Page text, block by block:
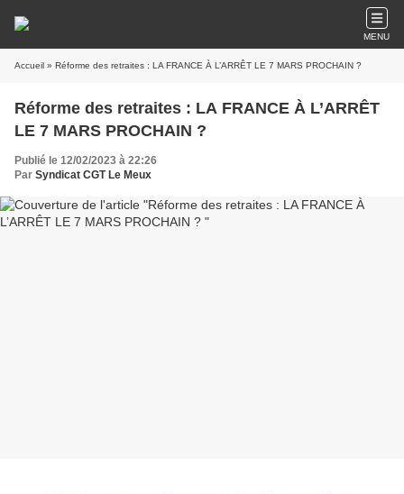
MENU
Accueil » Réforme des retraites : LA FRANCE À L’ARRÊT LE 7 MARS PROCHAIN ?
Réforme des retraites : LA FRANCE À L’ARRÊT
LE 7 MARS PROCHAIN ?
Publié le 12/02/2023 à 22:26
Par Syndicat CGT Le Meux